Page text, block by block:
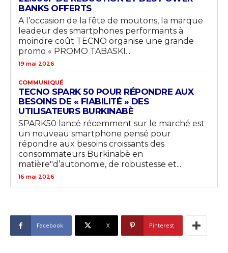
BANKS OFFERTS
A l’occasion de la fête de moutons, la marque
leadeur des smartphones performants à
moindre coût TECNO organise une grande
promo « PROMO TABASKI...
19 mai 2026
COMMUNIQUÉ
TECNO SPARK 50 POUR RÉPONDRE AUX
BESOINS DE « FIABILITÉ » DES
UTILISATEURS BURKINABÈ
SPARK50 lancé récemment sur le marché est
un nouveau smartphone pensé pour
répondre aux besoins croissants des
consommateurs Burkinabè en
matière"d’autonomie, de robustesse et...
16 mai 2026
Facebook X Pinterest